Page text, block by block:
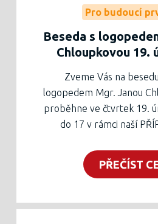
možnosti, jak v tomto
předškolním
Pracovní list z lekce
Pro budoucí
Beseda s
Chloupkovou 19.
Zveme Vás na
logopedem Mgr. Janou
proběhne ve čtvrtek 19.
do 17 v rámci naší
PŘEČÍST